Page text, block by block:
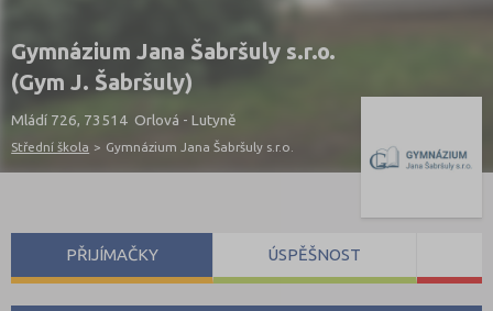
Gymnázium Jana Šabršuly s.r.o.
(Gym J. Šabršuly)
Mládí 726, 73514 Orlová - Lutyně
Střední škola > Gymnázium Jana Šabršuly s.r.o.
PŘIJÍMAČKY ÚSPĚŠNOST